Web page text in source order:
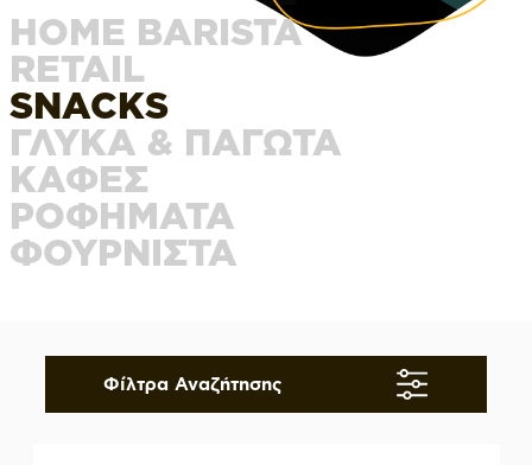
HOME BARISTA
RETAIL
SNACKS
ΓΛΥΚΑ & ΠΑΓΩΤΑ
ΚΑΦΕΣ
ΡΟΦΗΜΑΤΑ
ΦΟΥΡΝΙΣΤΑ
Φίλτρα Αναζήτησης